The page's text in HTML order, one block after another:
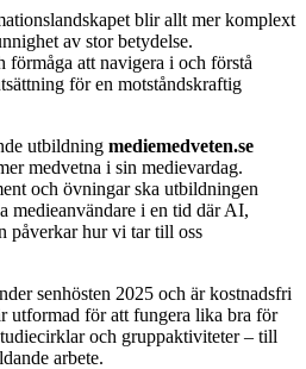
blir allt mer komplext
av stor betydelse.
att navigera i och förstå
för en motståndskraftig
utbildning mediemedveten.se
medvetna i sin medievardag.
och övningar ska utbildningen
medieanvändare i en tid där AI,
påverkar hur vi tar till oss
senhösten 2025 och är kostnadsfri
utformad för att fungera lika bra för
och gruppaktiviteter – till
arbete.